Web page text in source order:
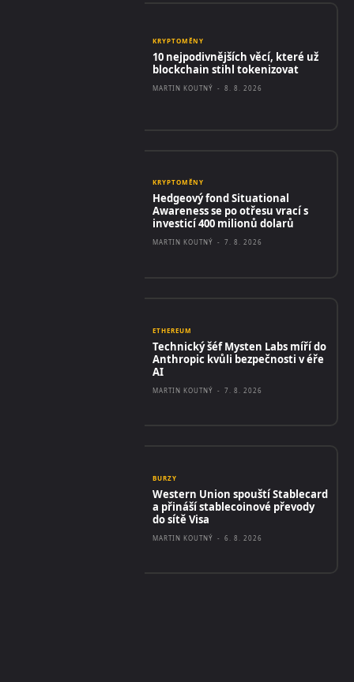
KRYPTOMĚNY
10 nejpodivnějších věcí, které už
blockchain stihl tokenizovat
MARTIN KOUTNÝ - 8. 8. 2026
KRYPTOMĚNY
Hedgeový fond Situational
Awareness se po otřesu vrací s
investicí 400 milionů dolarů
MARTIN KOUTNÝ - 7. 8. 2026
ETHEREUM
Technický šéf Mysten Labs míří do
Anthropic kvůli bezpečnosti v éře
AI
MARTIN KOUTNÝ - 7. 8. 2026
BURZY
Western Union spouští Stablecard
a přináší stablecoinové převody
do sítě Visa
MARTIN KOUTNÝ - 6. 8. 2026